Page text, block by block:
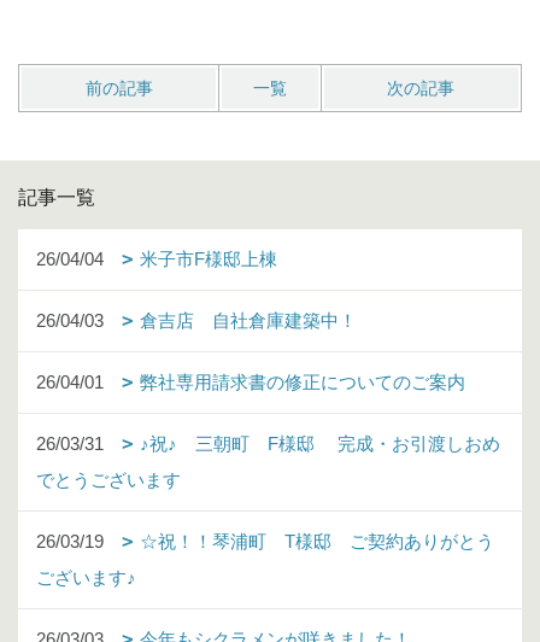
前の記事 一覧 次の記事
記事一覧
26/04/04 米子市F様邸上棟
26/04/03 倉吉店 自社倉庫建築中！
26/04/01 弊社専用請求書の修正についてのご案内
26/03/31
♪祝♪ 三朝町 F様邸 完成・お引渡しおめ
でとうございます
26/03/19
☆祝！！琴浦町 T様邸 ご契約ありがとう
ございます♪